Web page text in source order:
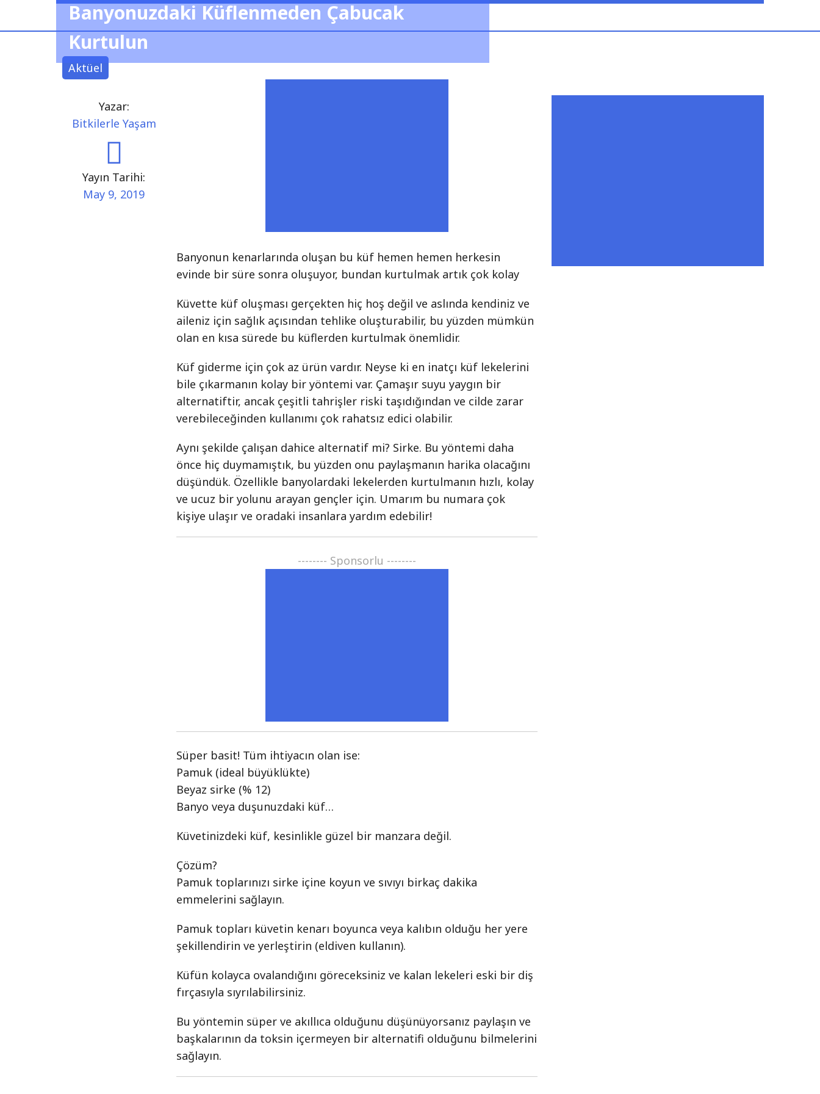
Aktüel
Banyonuzdaki Küflenmeden Çabucak
Kurtulun
Yazar:
Bitkilerle Yaşam
Yayın Tarihi:
May 9, 2019
Banyonun kenarlarında oluşan bu küf hemen hemen herkesin
evinde bir süre sonra oluşuyor, bundan kurtulmak artık çok kolay
Küvette küf oluşması gerçekten hiç hoş değil ve aslında kendiniz ve
aileniz için sağlık açısından tehlike oluşturabilir, bu yüzden mümkün
olan en kısa sürede bu küflerden kurtulmak önemlidir.
Küf giderme için çok az ürün vardır. Neyse ki en inatçı küf lekelerini
bile çıkarmanın kolay bir yöntemi var. Çamaşır suyu yaygın bir
alternatiftir, ancak çeşitli tahrişler riski taşıdığından ve cilde zarar
verebileceğinden kullanımı çok rahatsız edici olabilir.
Aynı şekilde çalışan dahice alternatif mi? Sirke. Bu yöntemi daha
önce hiç duymamıştık, bu yüzden onu paylaşmanın harika olacağını
düşündük. Özellikle banyolardaki lekelerden kurtulmanın hızlı, kolay
ve ucuz bir yolunu arayan gençler için. Umarım bu numara çok
kişiye ulaşır ve oradaki insanlara yardım edebilir!
-------- Sponsorlu --------
Süper basit! Tüm ihtiyacın olan ise:
Pamuk (ideal büyüklükte)
Beyaz sirke (% 12)
Banyo veya duşunuzdaki küf…
Küvetinizdeki küf, kesinlikle güzel bir manzara değil.
Çözüm?
Pamuk toplarınızı sirke içine koyun ve sıvıyı birkaç dakika
emmelerini sağlayın.
Pamuk topları küvetin kenarı boyunca veya kalıbın olduğu her yere
şekillendirin ve yerleştirin (eldiven kullanın).
Küfün kolayca ovalandığını göreceksiniz ve kalan lekeleri eski bir diş
fırçasıyla sıyrılabilirsiniz.
Bu yöntemin süper ve akıllıca olduğunu düşünüyorsanız paylaşın ve
başkalarının da toksin içermeyen bir alternatifi olduğunu bilmelerini
sağlayın.